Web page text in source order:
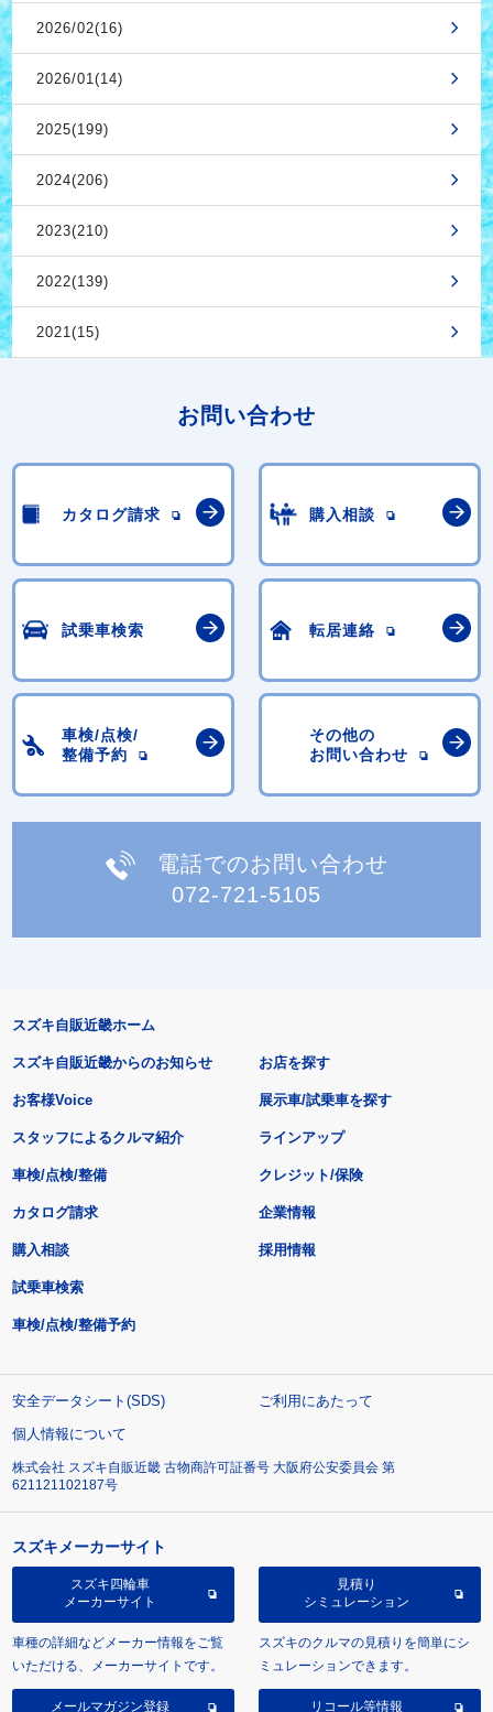
2026/02(16)
2026/01(14)
2025(199)
2024(206)
2023(210)
2022(139)
2021(15)
お問い合わせ
カタログ請求 購入相談
試乗車検索 転居連絡
車検/点検/
整備予約
その他の
お問い合わせ
電話でのお問い合わせ
072-721-5105
スズキ自販近畿ホーム
スズキ自販近畿からのお知らせ
お客様Voice
スタッフによるクルマ紹介
お店を探す
展示車/試乗車を探す
ラインアップ
車検/点検/整備 クレジット/保険
カタログ請求
購入相談
試乗車検索
車検/点検/整備予約
企業情報
採用情報
安全データシート(SDS)
ご利用にあたって
個人情報について
株式会社 スズキ自販近畿 古物商許可証番号 大阪府公安委員会 第
621121102187号
スズキメーカーサイト
スズキ四輪車
メーカーサイト
車種の詳細などメーカー情報をご覧
いただける、メーカーサイトです。
見積り
シミュレーション
スズキのクルマの見積りを簡単にシ
ミュレーションできます。
メールマガジン登録 リコール等情報